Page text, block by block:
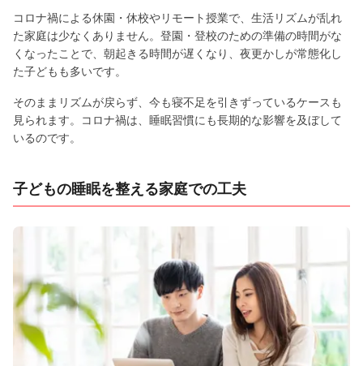
コロナ禍による休園・休校やリモート授業で、生活リズムが乱れ
た家庭は少なくありません。登園・登校のための準備の時間がな
くなったことで、朝起きる時間が遅くなり、夜更かしが常態化し
た子どもも多いです。
そのままリズムが戻らず、今も寝不足を引きずっているケースも
見られます。コロナ禍は、睡眠習慣にも長期的な影響を及ぼして
いるのです。
子どもの睡眠を整える家庭での工夫